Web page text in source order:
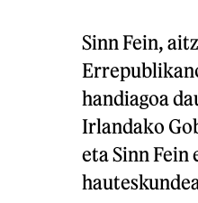
Sinn Fein,
handiagoa
Irlandako
eta Sinn